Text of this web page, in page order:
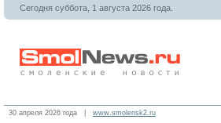
Сегодня суббота, 1 августа 2026 года.
30 апреля 2026 года | www.smolensk2.ru